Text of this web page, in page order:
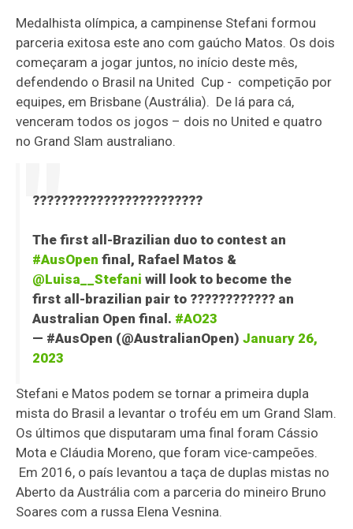
Medalhista olímpica, a campinense Stefani formou
parceria exitosa este ano com gaúcho Matos. Os dois
começaram a jogar juntos, no início deste mês,
defendendo o Brasil na United Cup - competição por
equipes, em Brisbane (Austrália). De lá para cá,
venceram todos os jogos – dois no United e quatro
no Grand Slam australiano.
????????????????????????
The first all-Brazilian duo to contest an
#AusOpen final, Rafael Matos &
@Luisa__Stefani will look to become the
first all-brazilian pair to ???????????? an
Australian Open final. #AO23
— #AusOpen (@AustralianOpen) January 26,
2023
Stefani e Matos podem se tornar a primeira dupla
mista do Brasil a levantar o troféu em um Grand Slam.
Os últimos que disputaram uma final foram Cássio
Mota e Cláudia Moreno, que foram vice-campeões.
Em 2016, o país levantou a taça de duplas mistas no
Aberto da Austrália com a parceria do mineiro Bruno
Soares com a russa Elena Vesnina.